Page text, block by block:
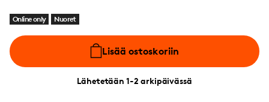
Online only Nuoret
Lisää ostoskoriin
Lähetetään 1-2 arkipäivässä